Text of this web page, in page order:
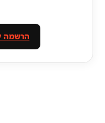
הרשמה